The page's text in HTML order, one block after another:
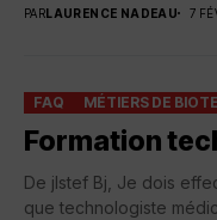
PARLAURENCE NADEAU 7
FAQ MÉTIERS DE
Formation
De jlstef Bj, Je dois
que technologiste